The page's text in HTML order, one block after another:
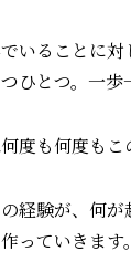
いることに
ひとつ。一歩
度も何度もこ
経験が、何
っていきます。